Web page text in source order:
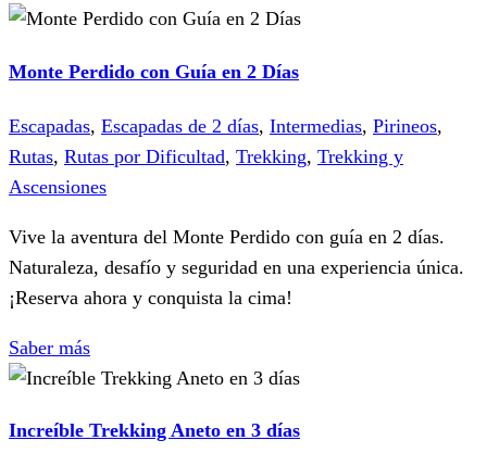
Monte Perdido con Guía en 2 Días
Escapadas, Escapadas de 2 días, Intermedias, Pirineos,
Rutas, Rutas por Dificultad, Trekking, Trekking y
Ascensiones
Vive la aventura del Monte Perdido con guía en 2 días.
Naturaleza, desafío y seguridad en una experiencia única.
¡Reserva ahora y conquista la cima!
Saber más
Increíble Trekking Aneto en 3 días